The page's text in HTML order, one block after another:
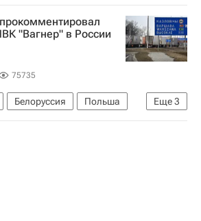
Поиски пропавшего у обломков "Титаника" батискафа
"Вагнер" в России
75735
Еще3
Белоруссия
Польша
Владимир Путин